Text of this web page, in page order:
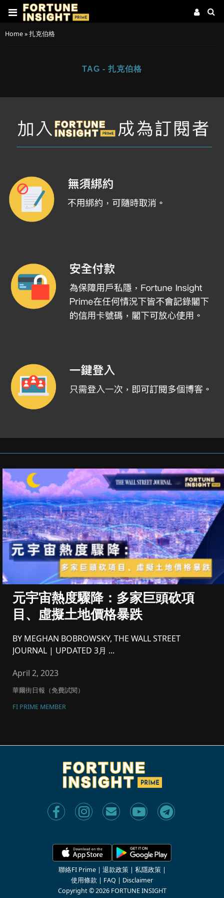
Home»扎克伯格
TAG - 扎克伯格
元宇宙熱度驟降：多家巨頭砍項
目、虛擬土地價格暴跌
BY MEGHAN BOBROWSKY, THE WALL STREET
JOURNAL | UPDATED 3月 ...
April 2, 2023
華爾街日報（免費試閱）
FI PRIME MEMBER
聯絡FI Prime| 退款政策| 私隱政策|
使用條款 | FAQ | Disclaimer
Copyright © 2026 FORTUNE INSIGHT